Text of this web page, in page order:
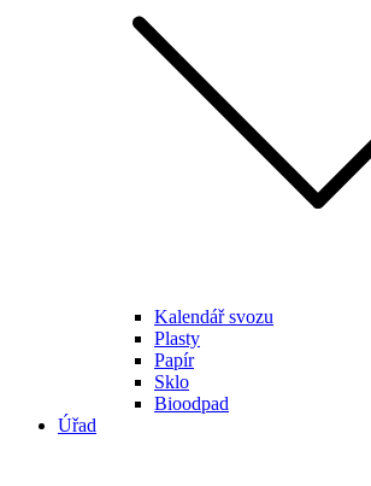
Kalendář svozu
Plasty
Papír
Sklo
Bioodpad
Úřad